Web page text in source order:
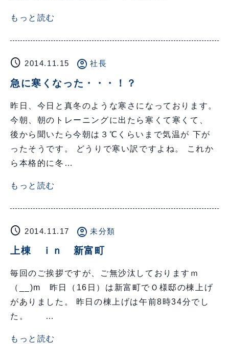
もっと読む
schedule 2014.11.15 account_circle 社長
急に寒くなった・・・！？
昨日、今日と真冬のような寒さになっております。
今朝、朝のトレーニングに出たら寒くて寒くて、
後から聞いたら今朝は３℃くらいまで気温が 下が
ったそうです。 どうりで寒い訳ですよね。 これか
ら本格的に冬…
もっと読む
schedule 2014.11.17 account_circle 未分類
上棟 ｉｎ 新富町
毎回のご挨拶ですが、ご無沙汰しておりますｍ
（__)m 昨日（16日）は新富町でＯ様邸の棟上げ
がありました。 昨日の棟上げは午前8時34分でし
た。 …
もっと読む